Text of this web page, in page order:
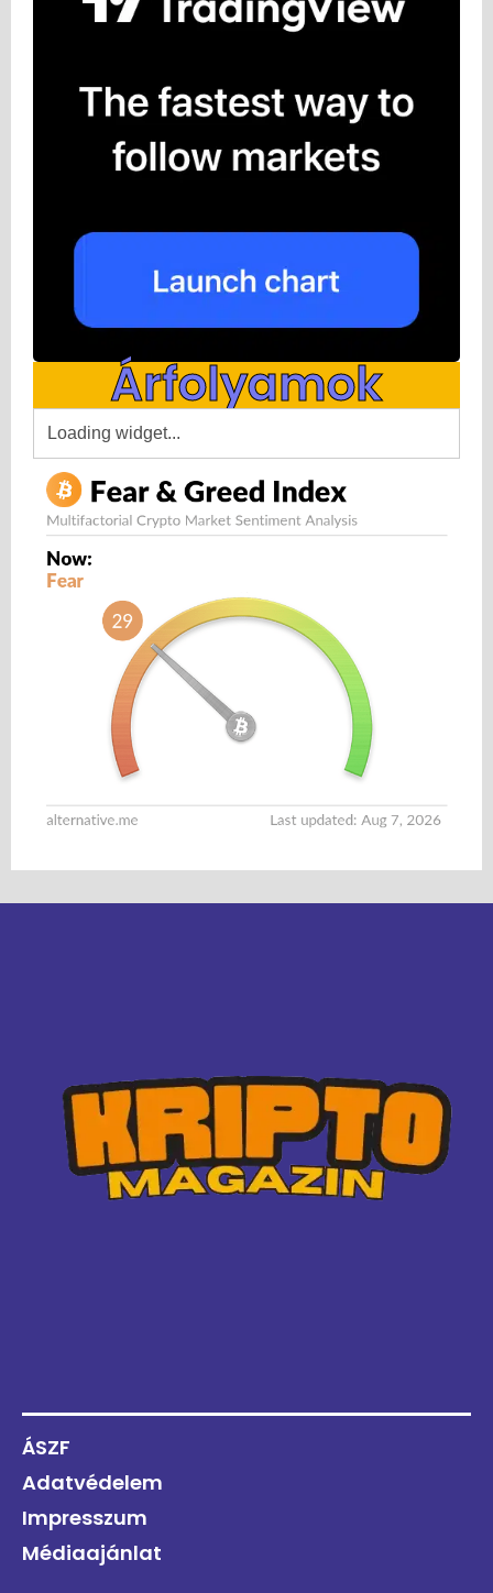
Árfolyamok
ÁSZF
Adatvédelem
Impresszum
Médiaajánlat